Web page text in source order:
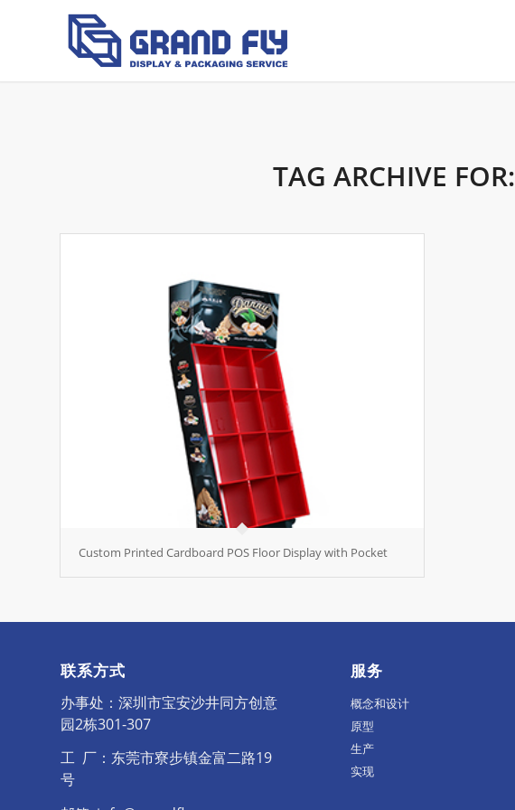
TAG ARCHIVE FOR:
Custom Printed Cardboard POS Floor Display with Pocket
联系方式
办事处：深圳市宝安沙井同方创意
园2栋301-307
工 厂：东莞市寮步镇金富二路19
号
服务
概念和设计
原型
生产
实现